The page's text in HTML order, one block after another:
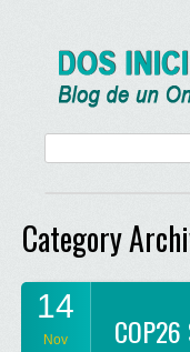
Category
14
Nov